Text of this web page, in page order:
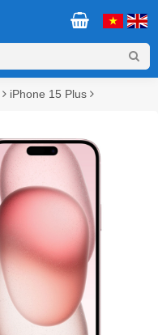
iPhone 15 Plus